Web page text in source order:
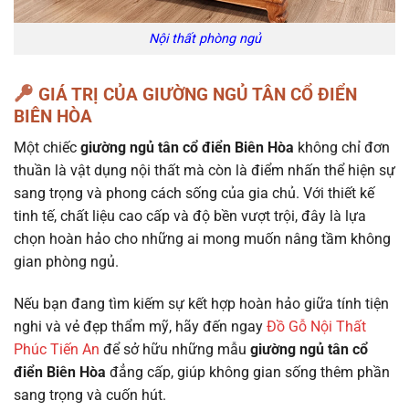
Nội thất phòng ngủ
GIÁ TRỊ CỦA GIƯỜNG NGỦ TÂN CỔ ĐIỂN
BIÊN HÒA
Một chiếc giường ngủ tân cổ điển Biên Hòa không chỉ đơn
thuần là vật dụng nội thất mà còn là điểm nhấn thể hiện sự
sang trọng và phong cách sống của gia chủ. Với thiết kế
tinh tế, chất liệu cao cấp và độ bền vượt trội, đây là lựa
chọn hoàn hảo cho những ai mong muốn nâng tầm không
gian phòng ngủ.
Nếu bạn đang tìm kiếm sự kết hợp hoàn hảo giữa tính tiện
nghi và vẻ đẹp thẩm mỹ, hãy đến ngay Đồ Gỗ Nội Thất
Phúc Tiến An để sở hữu những mẫu giường ngủ tân cổ
điển Biên Hòa đẳng cấp, giúp không gian sống thêm phần
sang trọng và cuốn hút.